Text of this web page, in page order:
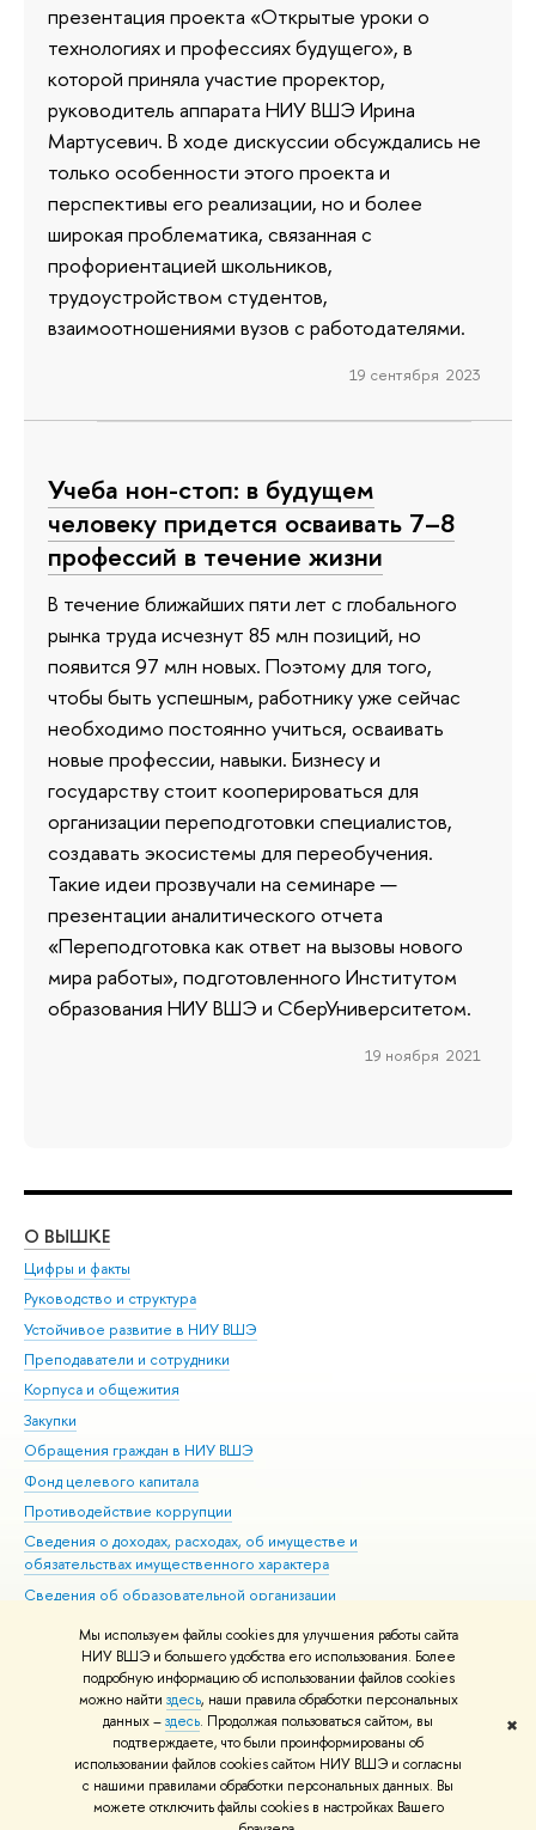
Мы используем файлы cookies для улучшения работы сайта
НИУ ВШЭ и большего удобства его использования. Более
подробную информацию об использовании файлов cookies
можно найти здесь, наши правила обработки персональных
данных –здесь. Продолжая пользоваться сайтом, вы
подтверждаете, что были проинформированы об
использовании файлов cookies сайтом НИУ ВШЭ и согласны
с нашими правилами обработки персональных данных. Вы
можете отключить файлы cookies в настройках Вашего
✖
презентация проекта «Открытые уроки о
технологиях и профессиях будущего», в
которой приняла участие проректор,
руководитель аппарата НИУ ВШЭ Ирина
Мартусевич. В ходе дискуссии обсуждались не
только особенности этого проекта и
перспективы его реализации, но и более
широкая проблематика, связанная с
профориентацией школьников,
трудоустройством студентов,
взаимоотношениями вузов с работодателями.
19 сентября 2023
Учеба нон-стоп: в будущем
человеку придется осваивать 7–8
профессий в течение жизни
В течение ближайших пяти лет с глобального
рынка труда исчезнут 85 млн позиций, но
появится 97 млн новых. Поэтому для того,
чтобы быть успешным, работнику уже сейчас
необходимо постоянно учиться, осваивать
новые профессии, навыки. Бизнесу и
государству стоит кооперироваться для
организации переподготовки специалистов,
создавать экосистемы для переобучения.
Такие идеи прозвучали на семинаре —
презентации аналитического отчета
«Переподготовка как ответ на вызовы нового
мира работы», подготовленного Институтом
образования НИУ ВШЭ и СберУниверситетом.
19 ноября 2021
О ВЫШКЕ
Цифры и факты
Руководство и структура
Устойчивое развитие в НИУ ВШЭ
Преподаватели и сотрудники
Корпуса и общежития
Закупки
Обращения граждан в НИУ ВШЭ
Фонд целевого капитала
Противодействие коррупции
Сведения о доходах, расходах, об имуществе и
обязательствах имущественного характера
Сведения об образовательной организации
Людям с ограниченными возможностями здоровья
Единая платежная страница
Работа в Вышке
© НИУ ВШЭ 1993–2026 Адреса и контакты Условия использования
материалов Политика конфиденциальности Карта сайта
Шрифты HSE Sans и HSE Slab разработаны вШколе дизайна НИУ ВШЭ